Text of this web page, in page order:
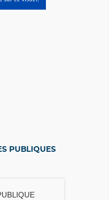
PUBLIQUES